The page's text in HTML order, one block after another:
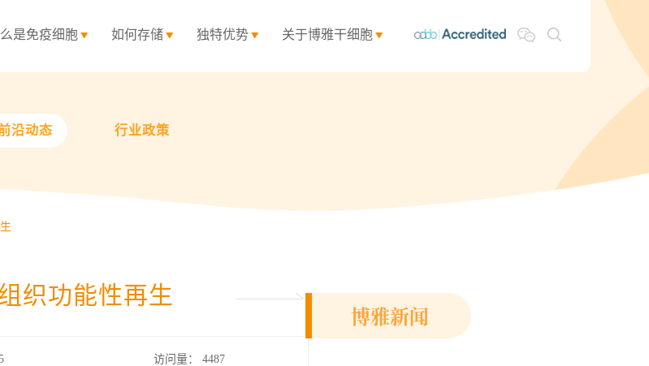
是免疫细胞 如何存储 独特优势 关于博雅干细胞
沿动态 行业政策
织功能性再生
访问量： 4487
博雅新闻